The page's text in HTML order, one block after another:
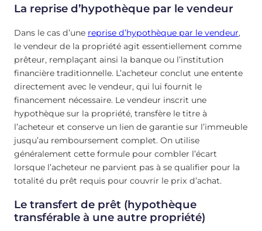
La reprise d’hypothèque par le vendeur
Dans le cas d’une reprise d’hypothèque par le vendeur,
le vendeur de la propriété agit essentiellement comme
prêteur, remplaçant ainsi la banque ou l’institution
financière traditionnelle. L’acheteur conclut une entente
directement avec le vendeur, qui lui fournit le
financement nécessaire. Le vendeur inscrit une
hypothèque sur la propriété, transfère le titre à
l’acheteur et conserve un lien de garantie sur l’immeuble
jusqu’au remboursement complet. On utilise
généralement cette formule pour combler l’écart
lorsque l’acheteur ne parvient pas à se qualifier pour la
totalité du prêt requis pour couvrir le prix d’achat.
Le transfert de prêt (hypothèque
transférable à une autre propriété)